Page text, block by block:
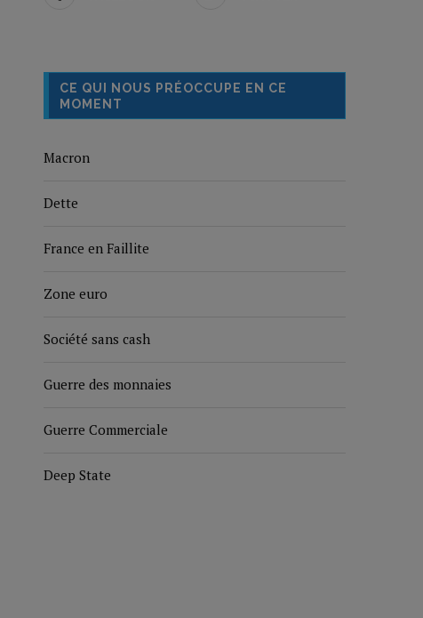
CE QUI NOUS PRÉOCCUPE EN CE
MOMENT
Macron
Dette
France en Faillite
Zone euro
Société sans cash
Guerre des monnaies
Guerre Commerciale
Deep State